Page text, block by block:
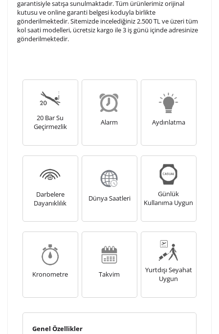
garantisiyle satışa sunulmaktadır. Tüm ürünlerimiz orijinal
kutusu ve online garanti belgesi koduyla birlikte
gönderilmektedir. Sitemizde incelediğiniz 2.500 TL ve üzeri tüm
kol saati modelleri, ücretsiz kargo ile 3 iş günü içinde adresinize
gönderilmektedir.
20 Bar Su
Geçirmezlik
Alarm Aydınlatma
Darbelere
Dayanıklılık
Dünya Saatleri
Günlük
Kullanıma Uygun
Kronometre Takvim
Yurtdışı Seyahat
Uygun
Genel Özellikler